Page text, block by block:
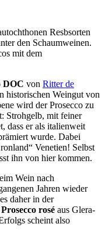
Resbsorten
den Schaumweinen.
mit dem
DOC von Ritter de
historischen Weingut von
wird der Prosecco zu
Strohgelb, mit feiner
dass er als italienweit
wurde. Dabei
Venetien! Selbst
ihn von hier kommen.
Wein nach
Jahren wieder
daher in der
Prosecco rosé aus Glera-
scheint also